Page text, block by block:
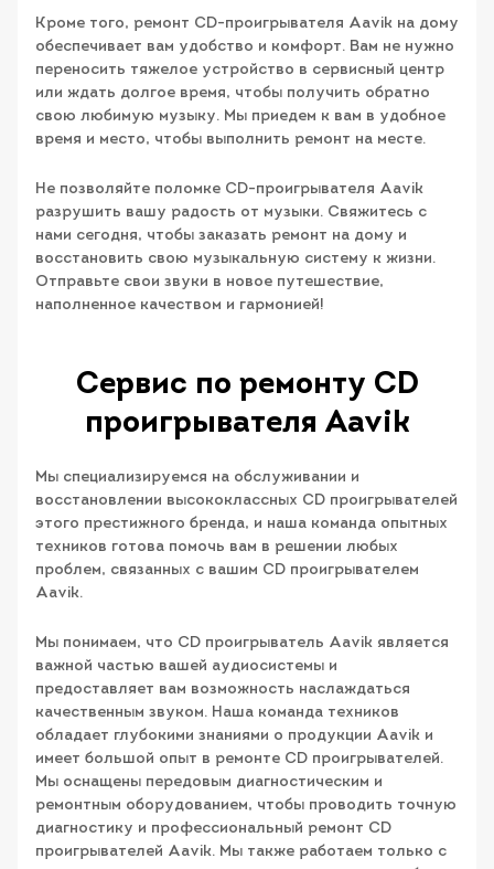
Кроме того, ремонт CD-проигрывателя Aavik на дому
обеспечивает вам удобство и комфорт. Вам не нужно
переносить тяжелое устройство в сервисный центр
или ждать долгое время, чтобы получить обратно
свою любимую музыку. Мы приедем к вам в удобное
время и место, чтобы выполнить ремонт на месте.
Не позволяйте поломке CD-проигрывателя Aavik
разрушить вашу радость от музыки. Свяжитесь с
нами сегодня, чтобы заказать ремонт на дому и
восстановить свою музыкальную систему к жизни.
Отправьте свои звуки в новое путешествие,
наполненное качеством и гармонией!
Сервис по ремонту CD
проигрывателя Aavik
Мы специализируемся на обслуживании и
восстановлении высококлассных CD проигрывателей
этого престижного бренда, и наша команда опытных
техников готова помочь вам в решении любых
проблем, связанных с вашим CD проигрывателем
Aavik.
Мы понимаем, что CD проигрыватель Aavik является
важной частью вашей аудиосистемы и
предоставляет вам возможность наслаждаться
качественным звуком. Наша команда техников
обладает глубокими знаниями о продукции Aavik и
имеет большой опыт в ремонте CD проигрывателей.
Мы оснащены передовым диагностическим и
ремонтным оборудованием, чтобы проводить точную
диагностику и профессиональный ремонт CD
проигрывателей Aavik. Мы также работаем только с